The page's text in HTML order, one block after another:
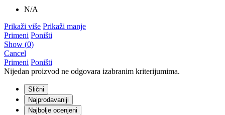
N/A
Prikaži više Prikaži manje
Primeni Poništi
Show (0)
Cancel
Primeni Poništi
Nijedan proizvod ne odgovara izabranim kriterijumima.
Slični
Najprodavaniji
Najbolje ocenjeni